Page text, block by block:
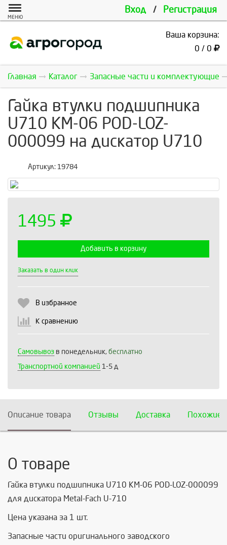
Вход / Регистрация
МЕНЮ
Ваша корзина:
0 / 0
Главная Каталог Запасные части и комплектующие
Гайка втулки подшипника
U710 КМ-06 POD-LOZ-
000099 на дискатор U710
Артикул: 19784
1495
Добавить в корзину
Заказать в один клик
В избранное
К сравнению
Самовывоз в понедельник, бесплатно
Транспортной компанией 1-5 д
Описание товара Отзывы Доставка Похожие
О товаре
Гайка втулки подшипника U710 КМ-06 POD-LOZ-000099
для дискатора Metal-Fach U-710
Цена указана за 1 шт.
Запасные части оригинального заводского